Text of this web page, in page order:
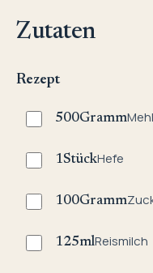
Zutaten
Rezept
500GrammMehl
1StückHefe
100Gramm
125mlReismilch